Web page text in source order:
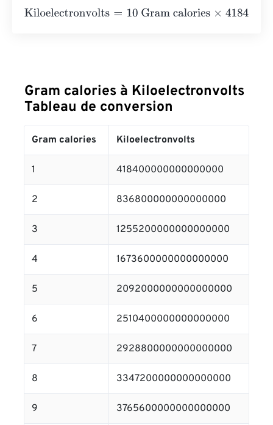
Kiloelectronvolts=10 Gram calories×
Gram calories à Kiloelectronvolts
Tableau de conversion
Gram calories Kiloelectronvolts
1 418400000000000000
2 836800000000000000
3 1255200000000000000
4 1673600000000000000
5 2092000000000000000
6 2510400000000000000
7 2928800000000000000
8 3347200000000000000
9 3765600000000000000